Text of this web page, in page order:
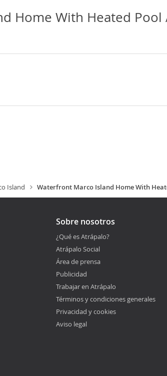
Home With Heated Pool
Island Waterfront Marco Island Home With
Sobre nosotros
¿Qué es Atrápalo?
Atrápalo Social
Área de prensa
Publicidad
Trabajar en Atrápalo
Términos y condiciones generales
Privacidad y cookies
Aviso legal